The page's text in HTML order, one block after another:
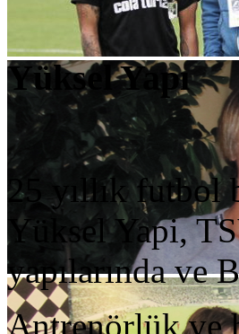
Yüksel Yapı
25 yıllık futbol
Yüksel Yapi,
yapılarında ve
Antrenörlük ve